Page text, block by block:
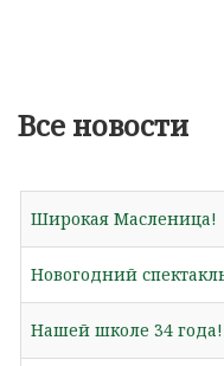
Все новости
Широкая Масленица!
Новогодний
Нашей школе 34 года!